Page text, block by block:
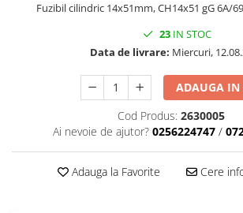
Soft startere, relee
Relee comanda
Relee monitorizare
Relee siguranta
Relee statice
Fuzibil cilindric 14x51mm, CH14x51 gG 6A/
23IN STOC
Data de livrare: Miercuri,
ADAUGA IN
Cod Produs: 2630005
Ai nevoie de ajutor? 0256224747 /
Adauga la Favorite Cere